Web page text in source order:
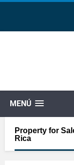
MENÚ
Property for
Rica